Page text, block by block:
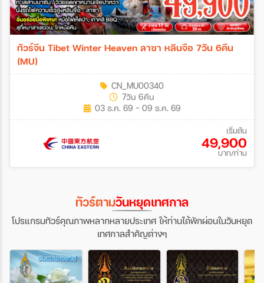
ทัวร์จีน Tibet Winter Heaven ลาซา หลินจือ 7วัน 6คืน
(MU)
CN_MU00340
7วัน 6คืน
03 ธ.ค. 69 - 09 ธ.ค. 69
เริ่มต้น
49,900
บาท/ท่าน
ทัวร์ตามวันหยุดเทศกาล
โปรแกรมทัวร์คุณภาพหลากหลายประเทศ ให้ท่านได้พักผ่อนในวันหยุด
เทศกาลสำคัญต่างๆ